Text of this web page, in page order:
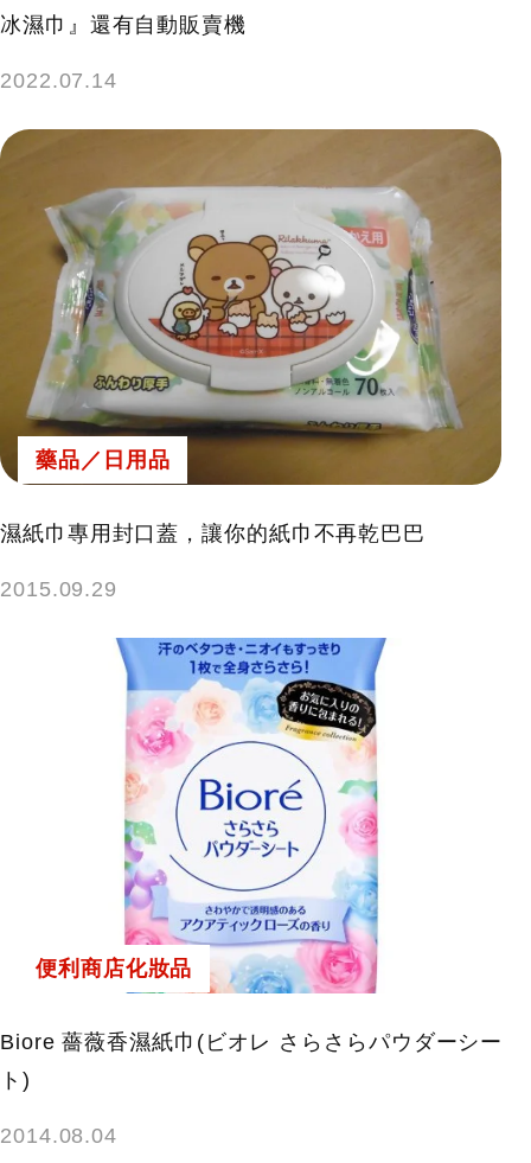
冰濕巾』還有自動販賣機
2022.07.14
藥品／日用品
濕紙巾專用封口蓋，讓你的紙巾不再乾巴巴
2015.09.29
便利商店化妝品
Biore 薔薇香濕紙巾(ビオレ さらさらパウダーシー
ト)
2014.08.04